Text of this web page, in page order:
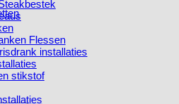
Flessen
installaties
stikstof